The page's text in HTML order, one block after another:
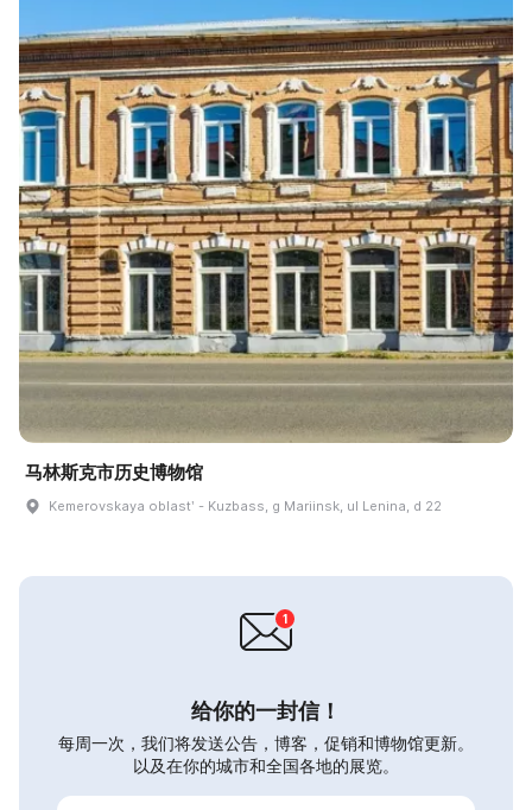
马林斯克市历史博物馆
Kemerovskaya oblastʹ - Kuzbass, g Mariinsk, ul Lenina, d 22
给你的一封信！
每周一次，我们将发送公告，博客，促销和博物馆更新。
以及在你的城市和全国各地的展览。